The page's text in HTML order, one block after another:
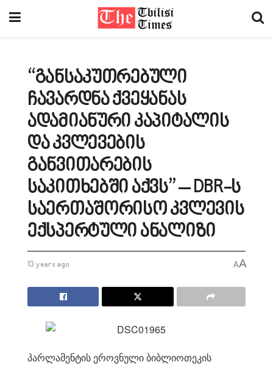
“განსაკუთრებული
ჩავარდნა ქვეყანას
ადამიანური კაპიტალის
და კვლევების
განვითარების
საკითხებში აქვს” – DBR-ს
საერთაშორისო კვლევის
ექსპერტული ანალიზი
13 years ago AA
პარლამენტის ეროვნული ბიბლიოთეკის